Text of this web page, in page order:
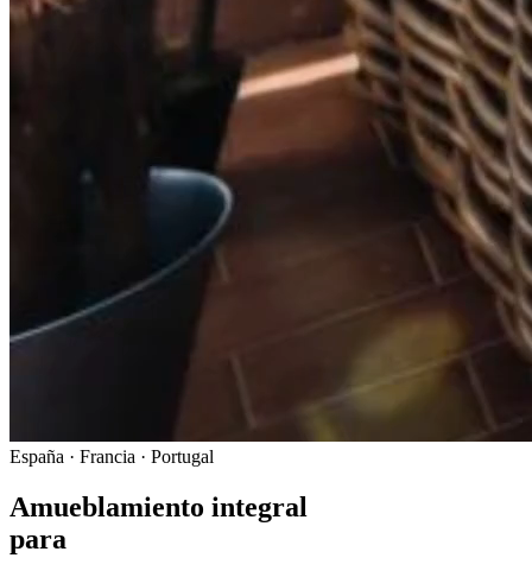
España · Francia · Portugal
Amueblamiento integral
para